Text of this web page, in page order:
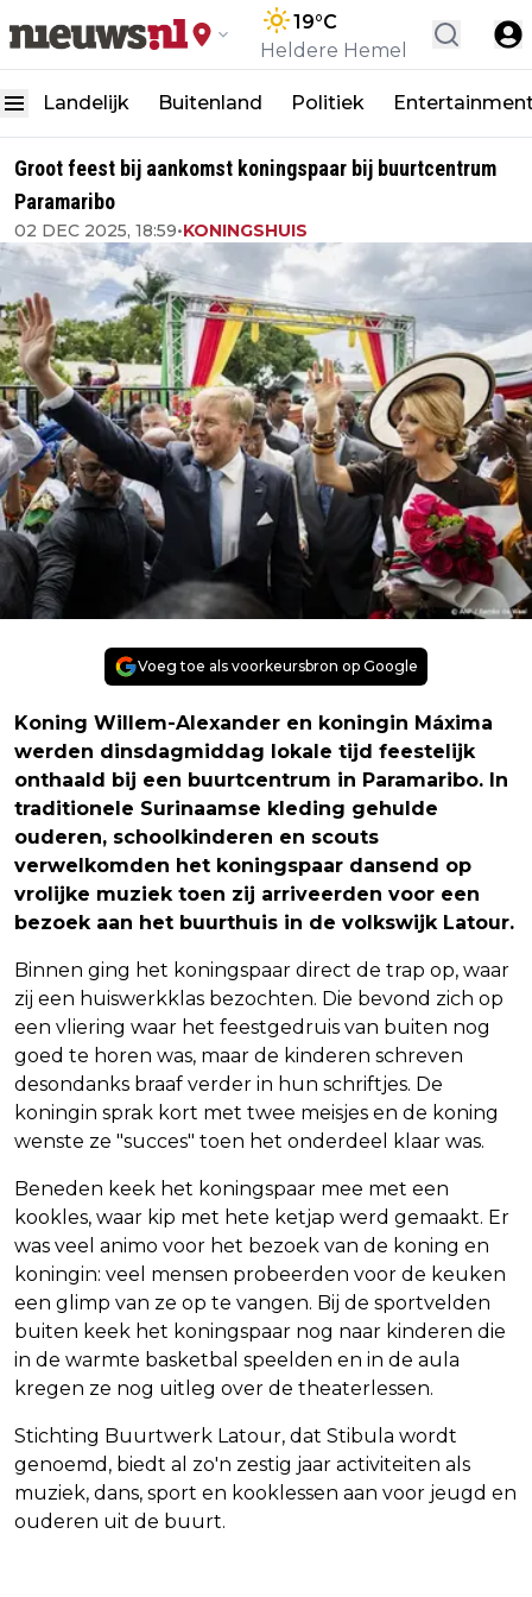
19°C
Heldere Hemel
Landelijk Buitenland Politiek
Groot feest bij aankomst koningspaar bij buurtcentrum
Paramaribo
02 DEC 2025, 18:59•KONINGSHUIS
Voeg toe als voorkeursbron op Google
Koning Willem-Alexander en koningin Máxima
werden dinsdagmiddag lokale tijd feestelijk
onthaald bij een buurtcentrum in Paramaribo. In
traditionele Surinaamse kleding gehulde
ouderen, schoolkinderen en scouts
verwelkomden het koningspaar dansend op
vrolijke muziek toen zij arriveerden voor een
bezoek aan het buurthuis in de volkswijk Latour.
Binnen ging het koningspaar direct de trap op, waar
zij een huiswerkklas bezochten. Die bevond zich op
een vliering waar het feestgedruis van buiten nog
goed te horen was, maar de kinderen schreven
desondanks braaf verder in hun schriftjes. De
koningin sprak kort met twee meisjes en de koning
wenste ze "succes" toen het onderdeel klaar was.
Beneden keek het koningspaar mee met een
kookles, waar kip met hete ketjap werd gemaakt. Er
was veel animo voor het bezoek van de koning en
koningin: veel mensen probeerden voor de keuken
een glimp van ze op te vangen. Bij de sportvelden
buiten keek het koningspaar nog naar kinderen die
in de warmte basketbal speelden en in de aula
kregen ze nog uitleg over de theaterlessen.
Stichting Buurtwerk Latour, dat Stibula wordt
genoemd, biedt al zo'n zestig jaar activiteiten als
muziek, dans, sport en kooklessen aan voor jeugd en
ouderen uit de buurt.